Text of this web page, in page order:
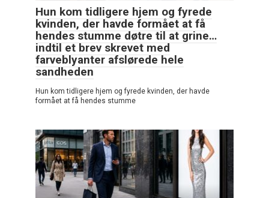
Hun kom tidligere hjem og fyrede
kvinden, der havde formået at få
hendes stumme døtre til at grine…
indtil et brev skrevet med
farveblyanter afslørede hele
sandheden
Hun kom tidligere hjem og fyrede kvinden, der havde
formået at få hendes stumme